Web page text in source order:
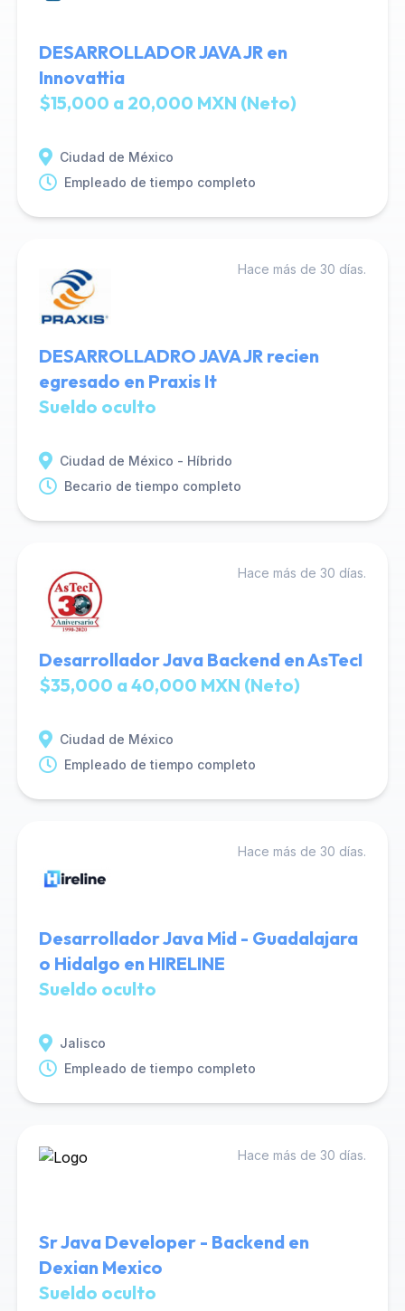
DESARROLLADOR JAVA JR en
Innovattia
$15,000 a 20,000 MXN (Neto)
Ciudad de México
Empleado de tiempo completo
Hace más de 30 días.
DESARROLLADRO JAVA JR recien
egresado en Praxis It
Sueldo oculto
Ciudad de México - Híbrido
Becario de tiempo completo
Hace más de 30 días.
Desarrollador Java Backend en AsTecI
$35,000 a 40,000 MXN (Neto)
Ciudad de México
Empleado de tiempo completo
Hace más de 30 días.
Desarrollador Java Mid - Guadalajara
o Hidalgo en HIRELINE
Sueldo oculto
Jalisco
Empleado de tiempo completo
Hace más de 30 días.
Sr Java Developer - Backend en
Dexian Mexico
Sueldo oculto